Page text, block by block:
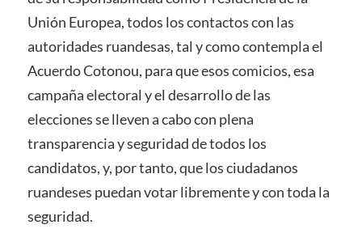
Unión Europea, todos los contactos con las
autoridades ruandesas, tal y como contempla el
Acuerdo Cotonou, para que esos comicios, esa
campaña electoral y el desarrollo de las
elecciones se lleven a cabo con plena
transparencia y seguridad de todos los
candidatos, y, por tanto, que los ciudadanos
ruandeses puedan votar libremente y con toda la
seguridad.